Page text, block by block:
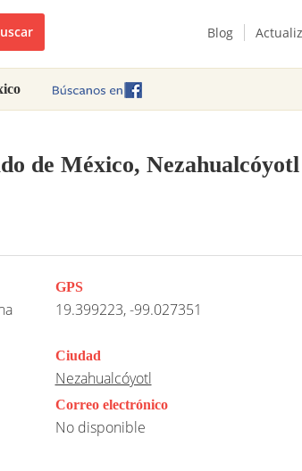
Blog
de México, Nezahualcóyotl
GPS
19.399223, -99.027351
Ciudad
Nezahualcóyotl
Correo electrónico
No disponible